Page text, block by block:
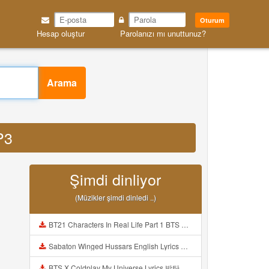
Oturum
Hesap oluştur Parolanızı mı unuttunuz?
Arama
Şimdi dinliyor
(Müzikler şimdi dinledi ..)
BT21 Characters In Real Life Part 1 BTS AND BT21 방탄소년단 BT21 BT21아가들은 아빠조아 따라쟁이들 BTS Vs BT21 Mp3
Sabaton Winged Hussars English Lyrics Mp3